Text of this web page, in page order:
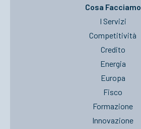
Cosa Facciamo
I Servizi
Competitività
Credito
Energia
Europa
Fisco
Formazione
Innovazione